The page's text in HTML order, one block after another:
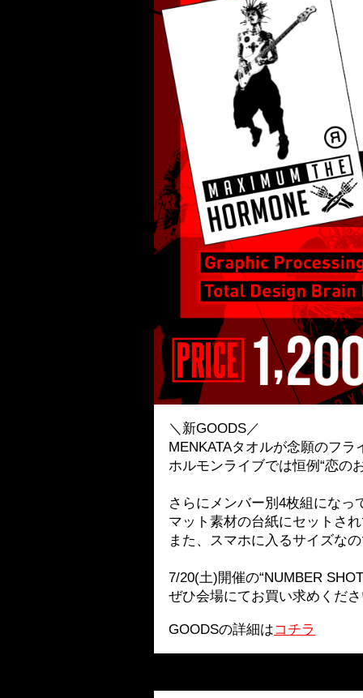
＼新GOODS／
MENKATAタオルが念願のフ
ホルモンライブでは恒例“恋の
さらにメンバー別4枚組になっ
マット素材の台紙にセットさ
また、スマホに入るサイズな
7/20(土)開催の“NUMBER
ぜひ会場にてお買い求めくだ
GOODSの詳細はコチラ